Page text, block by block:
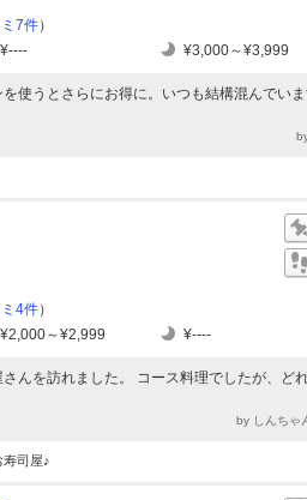
7件）
¥---- ¥3,000～¥3,999
使うとさらにお得に。いつも結構混んでいま
4件）
¥2,000～¥2,999 ¥----
んを訪れました。 コース料理でしたが、ど
by しんちゃ
司屋♪